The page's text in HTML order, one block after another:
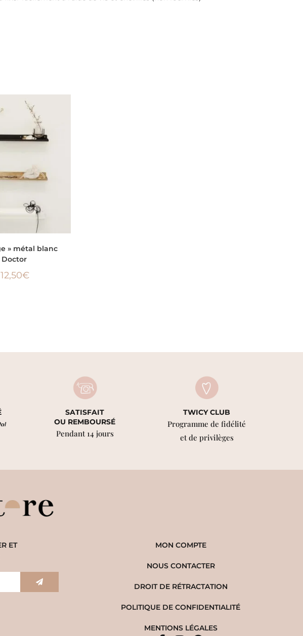
» métal blanc
Doctor
12,50€
SATISFAIT
OU REMBOURSÉ
Pendant 14 jours
TWICY CLUB
Programme de fidélité
et de privilèges
ET
MON COMPTE
NOUS CONTACTER
DROIT DE RÉTRACTATION
POLITIQUE DE CONFIDENTIALITÉ
MENTIONS LÉGALES